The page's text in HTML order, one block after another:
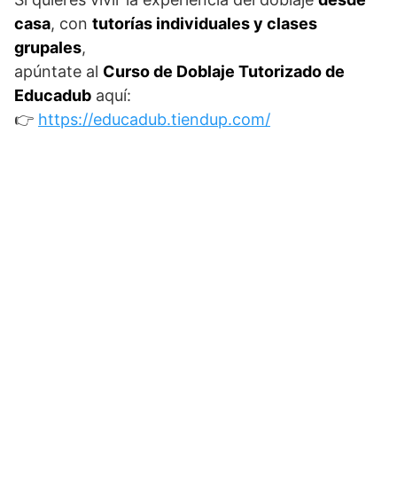
casa, con tutorías individuales y clases
grupales,
apúntate al Curso de Doblaje Tutorizado de
Educadub aquí:
👉 https://educadub.tiendup.com/